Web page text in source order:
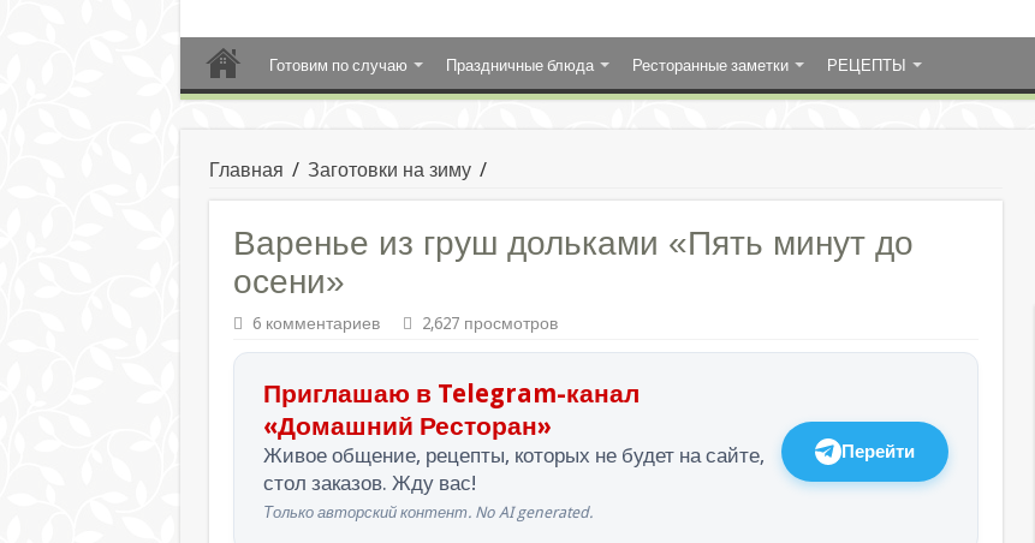
Готовим по случаю Праздничные блюда Ресторанные заметки РЕЦЕПТЫ
Главная / Заготовки на зиму /
Варенье из груш дольками «Пять минут до
осени»
6 комментариев 2,627 просмотров
Приглашаю в Telegram-канал
«Домашний Ресторан»
Живое общение, рецепты, которых не будет на сайте,
стол заказов. Жду вас!
Только авторский контент. No AI generated.
Перейти